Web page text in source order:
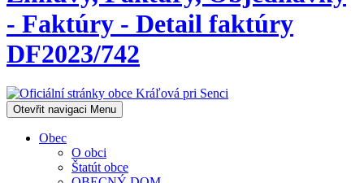
- Faktúry - Detail faktúry
DF2023/742
Otevřit navigaci Menu
Obec
O obci
Štatút obce